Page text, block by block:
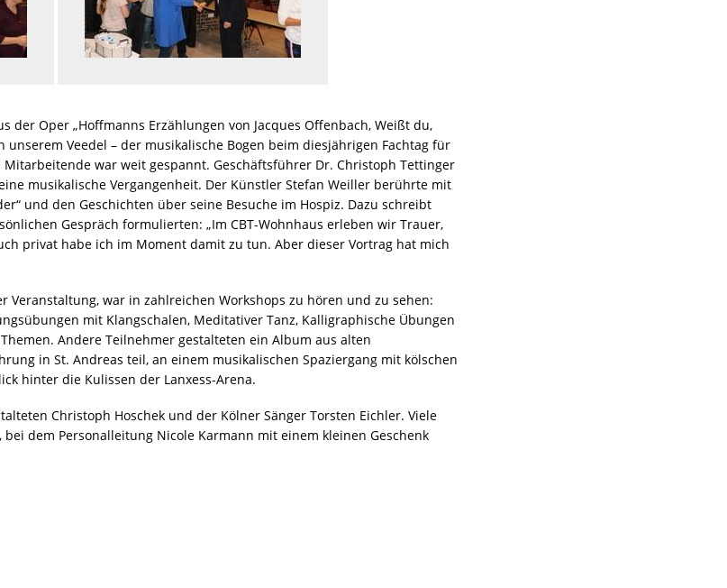
der Oper „Hoffmanns Erzählungen von Jacques Offenbach, Weißt du,
Veedel – der musikalische Bogen beim diesjährigen Fachtag für
war weit gespannt. Geschäftsführer Dr. Christoph Tettinger
musikalische Vergangenheit. Der Künstler Stefan Weiller berührte mit
und den Geschichten über seine Besuche im Hospiz. Dazu schreibt
Gespräch formulierten: „Im CBT-Wohnhaus erleben wir Trauer,
privat habe ich im Moment damit zu tun. Aber dieser Vortrag hat mich
Veranstaltung, war in zahlreichen Workshops zu hören und zu sehen:
mit Klangschalen, Meditativer Tanz, Kalligraphische Übungen
Andere Teilnehmer gestalteten ein Album aus alten
in St. Andreas teil, an einem musikalischen Spaziergang mit kölschen
hinter die Kulissen der Lanxess-Arena.
Christoph Hoschek und der Kölner Sänger Torsten Eichler. Viele
dem Personalleitung Nicole Karmann mit einem kleinen Geschenk